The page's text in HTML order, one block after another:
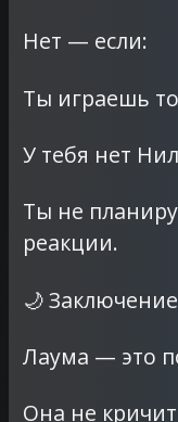
Нет — если:
Ты играешь
У тебя нет
Ты не
реакции.
🌙 Заключение
Лаума — это
Она не